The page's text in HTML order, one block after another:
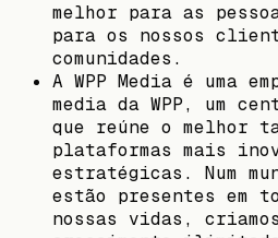
melhor para as
para os nossos
comunidades.
A WPP Media é uma
media da WPP, um
que reúne o melhor
plataformas mais
estratégicas. Num
estão presentes em
nossas vidas,